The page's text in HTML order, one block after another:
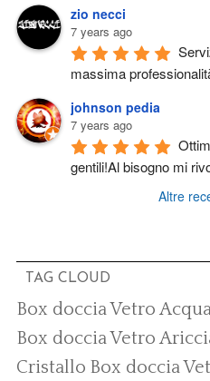
zio necci
7 years ago
massima
johnson pedia
7 years ago
gentili!Al bisogno mi
Altre
TAG CLOUD
Box doccia Vetro
Box doccia Vetro
Cristallo Box doccia